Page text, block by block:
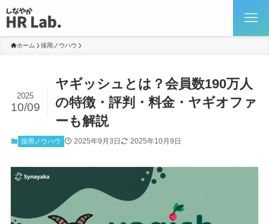
ホーム 採用ノウハウ
ヤギッシュとは？会員数190万人
の特徴・評判・料金・ヤギオファ
ーも解説
2025
10/09
採用ノウハウ 2025年9月3日 2025年10月9日